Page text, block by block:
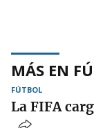
MÁS EN
FÚTBOL
La FIFA